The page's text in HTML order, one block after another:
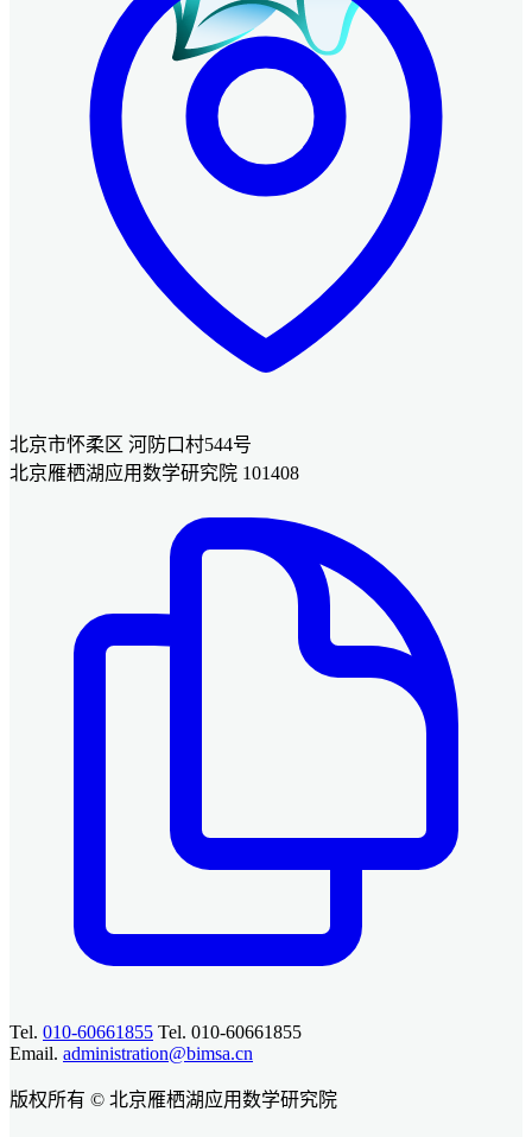
北京市怀柔区 河防口村544号
北京雁栖湖应用数学研究院 101408
Tel. 010-60661855 Tel. 010-60661855
Email. administration@bimsa.cn
版权所有 © 北京雁栖湖应用数学研究院